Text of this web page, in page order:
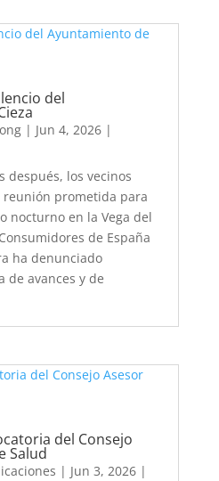
del
| Jun 4, 2026|
después, los vecinos
prometida para
nocturno en la Vega del
de España
ha denunciado
de avances y de
del Consejo
Salud
| Jun 3, 2026|